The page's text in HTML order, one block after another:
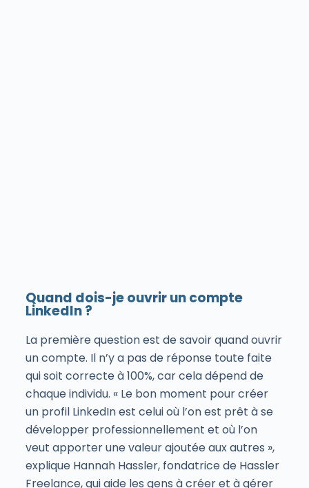
Quand dois-je ouvrir un compte
LinkedIn ?
La première question est de savoir quand ouvrir
un compte. Il n’y a pas de réponse toute faite
qui soit correcte à 100%, car cela dépend de
chaque individu. « Le bon moment pour créer
un profil LinkedIn est celui où l’on est prêt à se
développer professionnellement et où l’on
veut apporter une valeur ajoutée aux autres »,
explique Hannah Hassler, fondatrice de Hassler
Freelance, qui aide les gens à créer et à gérer